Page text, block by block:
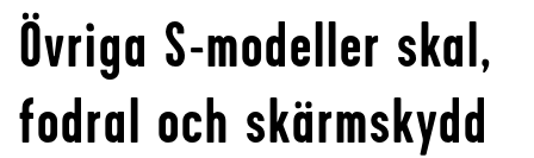
Övriga S-modeller skal,
fodral och skärmskydd